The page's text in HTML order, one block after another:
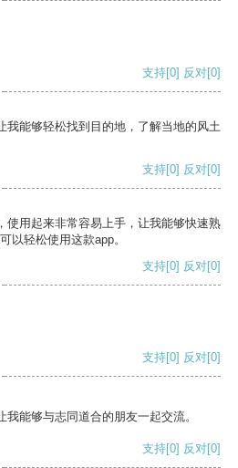
支持[0] 反对[0]
我能够轻松找到目的地，了解当地的风土
支持[0] 反对[0]
使用起来非常容易上手，让我能够快速熟
以轻松使用这款app。
支持[0] 反对[0]
支持[0] 反对[0]
能够与志同道合的朋友一起交流。
支持[0] 反对[0]